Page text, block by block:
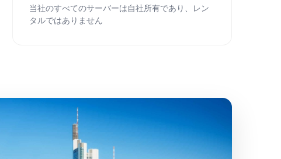
当社のすべてのサーバーは自社所有であり、レン
タルではありません